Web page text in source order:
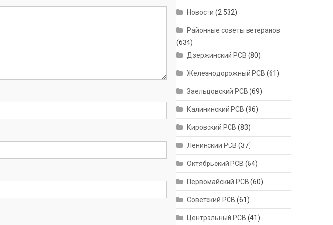
Новости (2 532)
Районные советы ветеранов
(634)
Дзержинский РСВ (80)
Железнодорожный РСВ (61)
Заельцовский РСВ (69)
Калининский РСВ (96)
Кировский РСВ (83)
Ленинский РСВ (37)
Октябрьский РСВ (54)
Первомайский РСВ (60)
Советский РСВ (61)
Центральный РСВ (41)